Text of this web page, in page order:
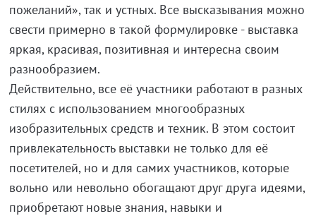
пожеланий», так и устных. Все высказывания можно
свести примерно в такой формулировке - выставка
яркая, красивая, позитивная и интересна своим
разнообразием.
Действительно, все её участники работают в разных
стилях с использованием многообразных
изобразительных средств и техник. В этом состоит
привлекательность выставки не только для её
посетителей, но и для самих участников, которые
вольно или невольно обогащают друг друга идеями,
приобретают новые знания, навыки и